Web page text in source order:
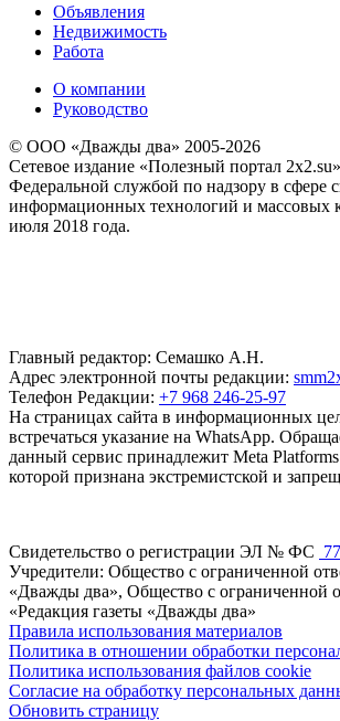
Объявления
Недвижимость
Работа
О компании
Руководство
© ООО «Дважды два» 2005-2026
Сетевое издание «Полезный портал
Федеральной службой по надзору в сфере
информационных технологий и массовых
июля 2018 года.
Главный редактор: Семашко А.Н.
Адрес электронной почты редакции:
Телефон Редакции: +7 968 246-25-97
На страницах сайта в информационных
встречаться указание на WhatsApp.
данный сервис принадлежит Meta Platforms
которой признана экстремистской и
Свидетельство о регистрации ЭЛ № ФС
Учредители: Общество с ограниченной
«Дважды два», Общество с ограниченной
«Редакция газеты «Дважды два»
Правила использования материалов
Политика в отношении обработки
Политика использования файлов cookie
Согласие на обработку персональных
Обновить страницу